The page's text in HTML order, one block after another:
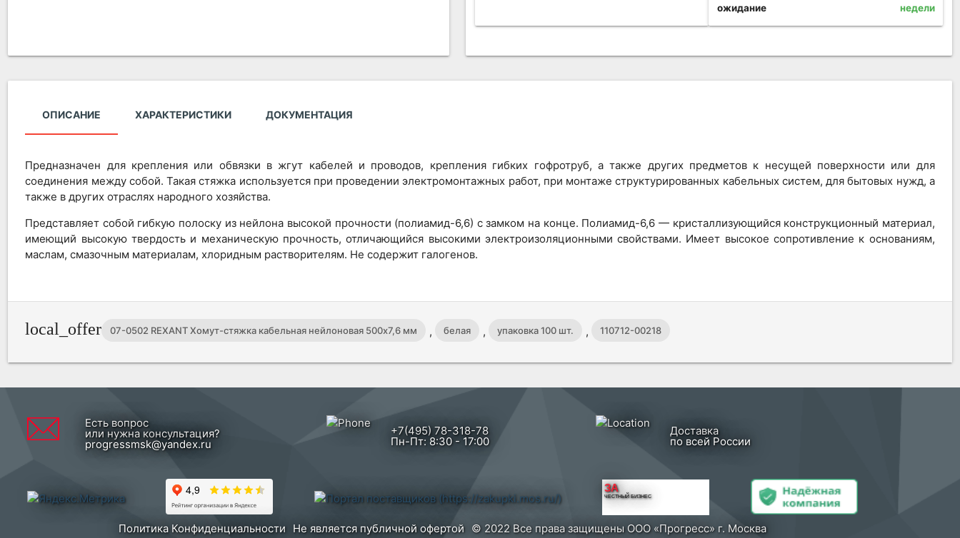
ожидание
недели
ОПИСАНИЕ ХАРАКТЕРИСТИКИ ДОКУМЕНТАЦИЯ
Предназначен для крепления или обвязки в жгут кабелей и проводов, крепления гибких гофротруб, а также других предметов к несущей поверхности или для
соединения между собой. Такая стяжка используется при проведении электромонтажных работ, при монтаже структурированных кабельных систем, для бытовых нужд, а
также в других отраслях народного хозяйства.
Представляет собой гибкую полоску из нейлона высокой прочности (полиамид-6,6) с замком на конце. Полиамид-6,6 — кристаллизующийся конструкционный материал,
имеющий высокую твердость и механическую прочность, отличающийся высокими электроизоляционными свойствами. Имеет высокое сопротивление к основаниям,
маслам, смазочным материалам, хлоридным растворителям. Не содержит галогенов.
local_offer 07-0502 REXANT Хомут-стяжка кабельная нейлоновая 500x7,6 мм , белая , упаковка 100 шт. , 110712-00218
Есть вопрос
или нужна консультация?
progressmsk@yandex.ru
+7(495) 78-318-78
Пн-Пт: 8:30 - 17:00
Доставка
по всей России
ЗА
ЧЕСТНЫЙ БИЗНЕС
Политика Конфиденциальности Не является публичной офертой © 2022 Все права защищены ООО «Прогресс» г. Москва